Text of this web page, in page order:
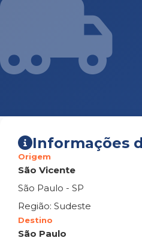
Informações
Origem
São Vicente
São Paulo - SP
Região: Sudeste
Destino
São Paulo